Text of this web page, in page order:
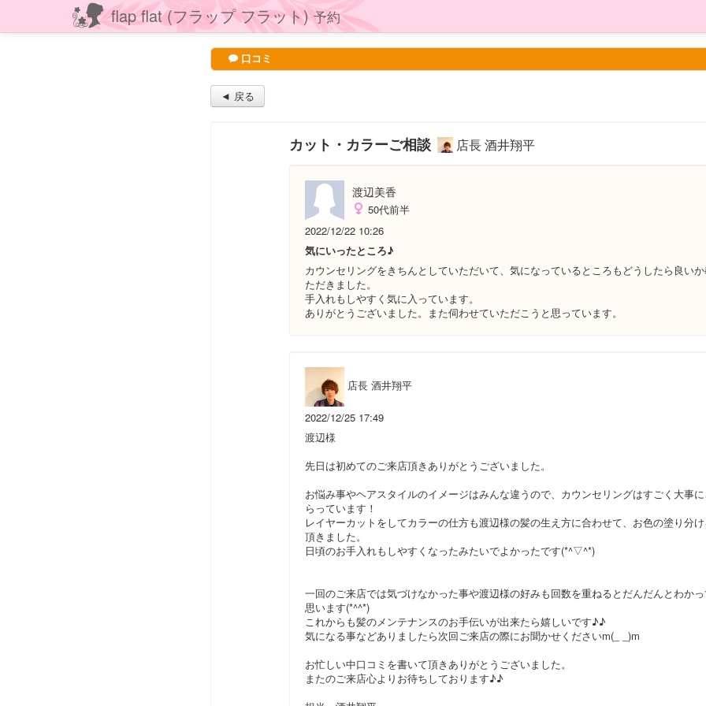
flap flat (フラップ フラット)予約
口コミ
◄ 戻る
カット・カラーご相談 店長 酒井翔平
渡辺美香
50代前半
2022/12/22 10:26
気にいったところ♪
カウンセリングをきちんとしていただいて、気になっているところもどうしたら良い
ただきました。
手入れもしやすく気に入っています。
ありがとうございました。また伺わせていただこうと思っています。
店長 酒井翔平
2022/12/25 17:49
渡辺様
先日は初めてのご来店頂きありがとうございました。
お悩み事やヘアスタイルのイメージはみんな違うので、カウンセリングはすごく大事
らっています！
レイヤーカットをしてカラーの仕方も渡辺様の髪の生え方に合わせて、お色の塗り分
頂きました。
日頃のお手入れもしやすくなったみたいでよかったです(*^▽^*)
一回のご来店では気づけなかった事や渡辺様の好みも回数を重ねるとだんだんとわか
思います(*^^*)
これからも髪のメンテナンスのお手伝いが出来たら嬉しいです♪♪
気になる事などありましたら次回ご来店の際にお聞かせくださいm(_ _)m
お忙しい中口コミを書いて頂きありがとうございました。
またのご来店心よりお待ちしております♪♪